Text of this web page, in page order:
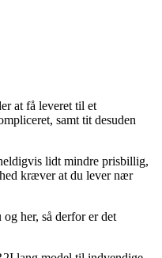
at få leveret til et
samt tit desuden
lidt mindre prisbillig,
kræver at du lever nær
her, så derfor er det